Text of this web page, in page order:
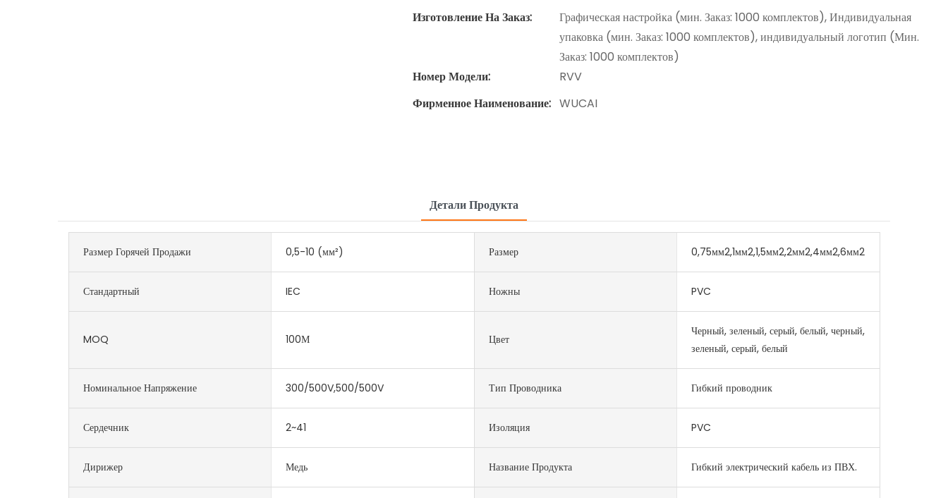
Изготовление На Заказ:
Графическая настройка (мин. Заказ: 1000 комплектов), Индивидуальная
упаковка (мин. Заказ: 1000 комплектов), индивидуальный логотип (Мин.
Заказ: 1000 комплектов)
Номер Модели:
RVV
Фирменное Наименование: WUCAI
Детали Продукта
Размер Горячей Продажи 0,5-10 (мм²) Размер 0,75мм2,1мм2,1,5мм2,2мм2,4мм2,6мм2
Стандартный IEC Ножны PVC
MOQ 100М Цвет
Черный, зеленый, серый, белый, черный,
зеленый, серый, белый
Номинальное Напряжение 300/500V,500/500V Тип Проводника Гибкий проводник
Сердечник 2~41 Изоляция PVC
Дирижер Медь Название Продукта Гибкий электрический кабель из ПВХ.